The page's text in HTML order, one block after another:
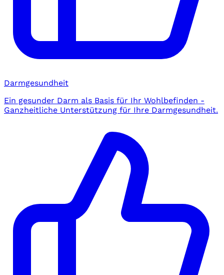
Darmgesundheit
Ein gesunder Darm als Basis für Ihr Wohlbefinden -
Ganzheitliche Unterstützung für Ihre Darmgesundheit.